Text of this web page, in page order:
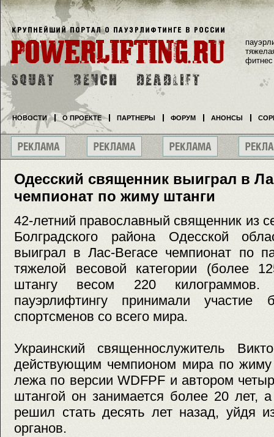
Одесский священник выиграл в
чемпионат по жиму штанги
42-летний православный священник из
Болградского района Одесской
выиграл в Лас-Вегасе чемпионат по
тяжелой весовой категории (более
штангу весом 220
пауэрлифтингу принимали участие
спортсменов со всего мира.
Украинский священнослужитель
действующим чемпионом мира по
лежа по версии WDFPF и автором
штангой он занимается более 20 лет,
решил стать десять лет назад, уйдя
органов.
фитнес
НОВОСТИ О ПРОЕКТЕ ПАРТНЕРЫ ФОРУМ АНОНСЫ